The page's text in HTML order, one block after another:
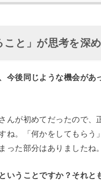
こと」が思考を深
今後同じような機会があ
んが初めてだったので、
ね。「何かをしてもらう
った部分はありましたね。
いうことですか？それと